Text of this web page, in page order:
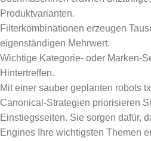
Produktvarianten.
Filterkombinationen erzeugen
eigenständigen Mehrwert.
Wichtige Kategorie- oder Marken-
Hintertreffen.
Mit einer sauber geplanten robots
Canonical-Strategien priorisieren
Einstiegsseiten. Sie sorgen dafür,
Engines Ihre wichtigsten Themen